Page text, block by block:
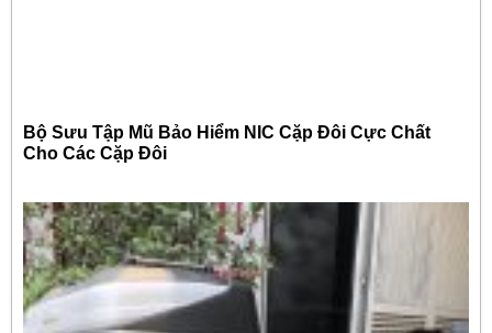
Bộ Sưu Tập Mũ Bảo Hiểm NIC Cặp Đôi Cực Chất
Cho Các Cặp Đôi